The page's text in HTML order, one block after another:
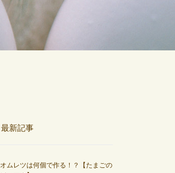
最新記事
オムレツは何個で作る！？【たまごの